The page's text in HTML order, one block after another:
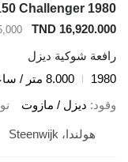
Challenger 1980
TND 16,920.000
رافعة شوكية ديزل
1980
8.000 متر / ساعة
وقود ديزل / مازوت
هولندا، Steenwijk